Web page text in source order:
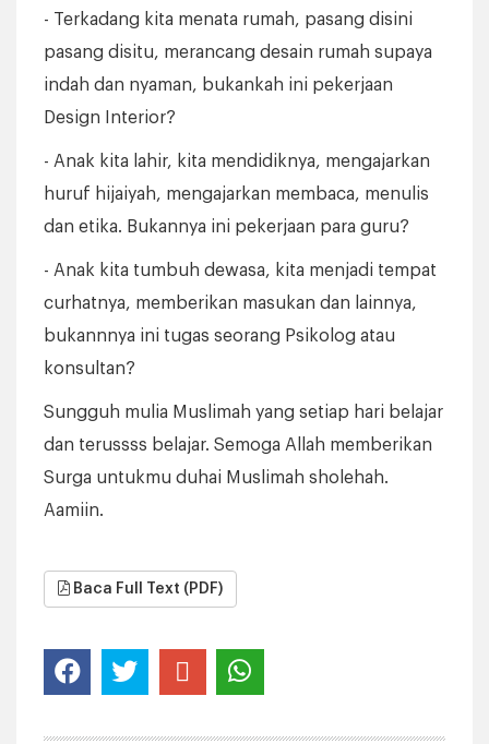
- Terkadang kita menata rumah, pasang disini
pasang disitu, merancang desain rumah supaya
indah dan nyaman, bukankah ini pekerjaan
Design Interior?
- Anak kita lahir, kita mendidiknya, mengajarkan
huruf hijaiyah, mengajarkan membaca, menulis
dan etika. Bukannya ini pekerjaan para guru?
- Anak kita tumbuh dewasa, kita menjadi tempat
curhatnya, memberikan masukan dan lainnya,
bukannnya ini tugas seorang Psikolog atau
konsultan?
Sungguh mulia Muslimah yang setiap hari belajar
dan terussss belajar. Semoga Allah memberikan
Surga untukmu duhai Muslimah sholehah.
Aamiin.
Baca Full Text (PDF)